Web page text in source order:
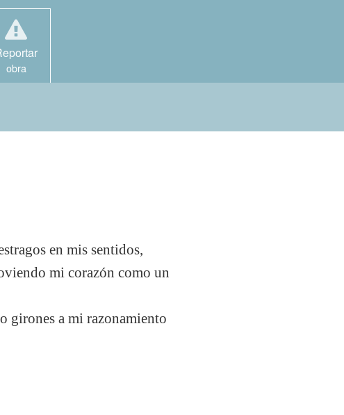
obra
en mis sentidos,
mi corazón como un
girones a mi razonamiento